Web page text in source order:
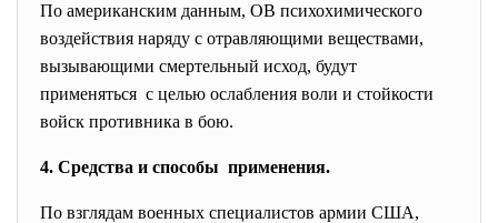
По американским данным, ОВ психохимического
воздействия наряду с отравляющими веществами,
вызывающими смертельный исход, будут
применяться с целью ослабления воли и стойкости
войск противника в бою.
4. Средства и способы применения.
По взглядам военных специалистов армии США,